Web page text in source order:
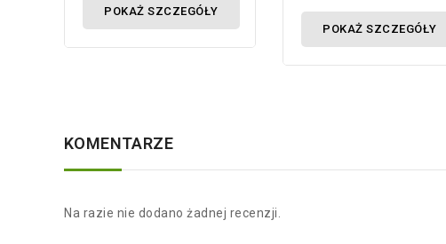
POKAŻ SZCZEGÓŁY
POKAŻ SZCZEGÓŁY
KOMENTARZE
Na razie nie dodano żadnej recenzji.